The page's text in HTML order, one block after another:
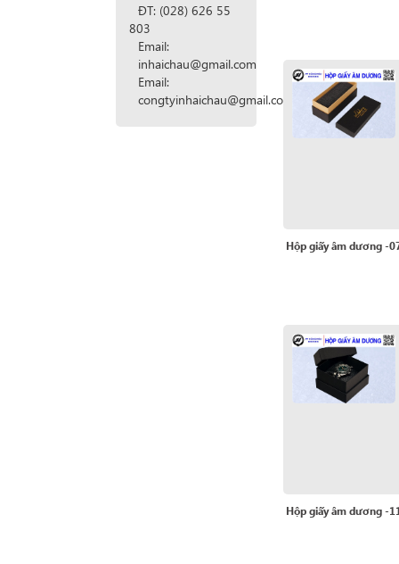
ĐT: (028) 626 55
803
Email:
inhaichau@gmail.com
Email:
congtyinhaichau@gmail.com
Hộp giấy âm dương -
Hộp giấy âm dương -